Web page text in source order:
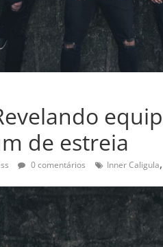
de estreia
0 comentários Inner Caligula,